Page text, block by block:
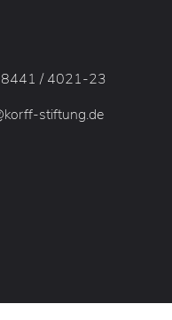
/ 4021-23
stiftung.de